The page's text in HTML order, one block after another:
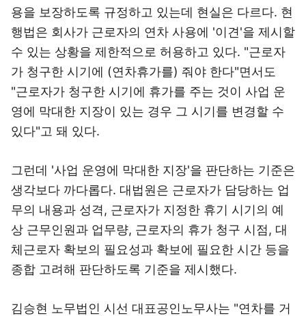
용을 보장하도록 규정하고 있는데 현실은 다르다. 현
행법은 회사가 근로자의 연차 사용에 '이견'을 제시할
수 있는 상황을 제한적으로 허용하고 있다. "근로자
가 청구한 시기에 (연차휴가를) 줘야 한다"면서도
"근로자가 청구한 시기에 휴가를 주는 것이 사업 운
영에 막대한 지장이 있는 경우 그 시기를 변경할 수
있다"고 돼 있다.
그런데 '사업 운영에 막대한 지장'을 판단하는 기준은
생각보다 까다롭다. 대법원은 근로자가 담당하는 업
무의 내용과 성격, 근로자가 지정한 휴기 시기의 예
상 근무인원과 업무량, 근로자의 휴가 청구 시점, 대
체근로자 확보의 필요성과 확보에 필요한 시간 등을
종합 고려해 판단하도록 기준을 제시했다.
김승현 노무법인 시선 대표공인노무사는 "연차를 거